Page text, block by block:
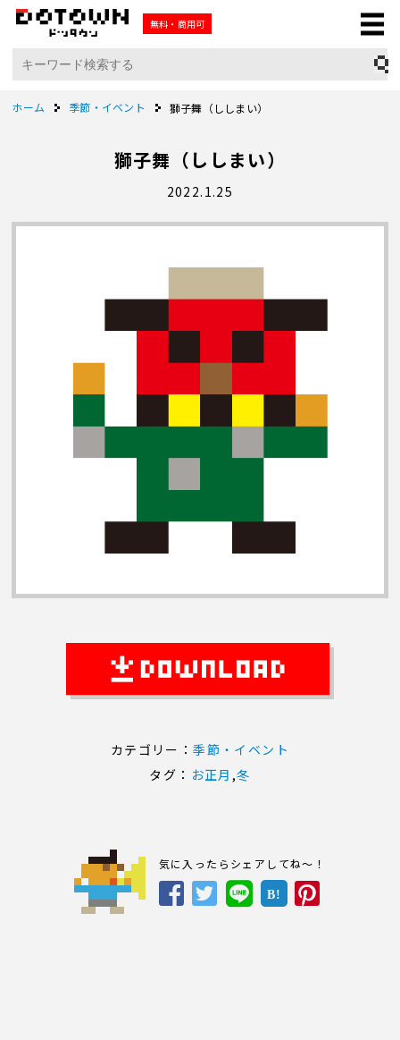
無料・商用可
ホーム 季節・イベント 獅子舞（ししまい）
獅子舞（ししまい）
2022.1.25
カテゴリー：季節・イベント
タグ： お正月 ,冬
気に入ったらシェアしてね～！
B!